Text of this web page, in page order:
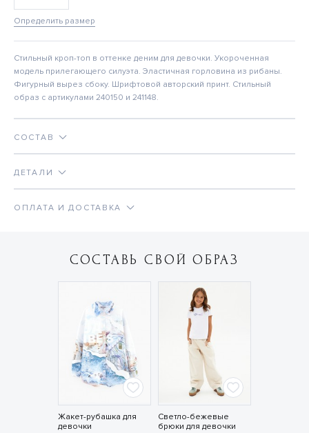
Определить размер
Стильный кроп-топ в оттенке деним для девочки. Укороченная
модель прилегающего силуэта. Эластичная горловина из рибаны.
Фигурный вырез сбоку. Шрифтовой авторский принт. Стильный
образ с артикулами 240150 и 241148.
СОСТАВ
ДЕТАЛИ
ОПЛАТА И ДОСТАВКА
СОСТАВЬ СВОЙ ОБРАЗ
Жакет-рубашка для
девочки
Светло-бежевые
брюки для девочки